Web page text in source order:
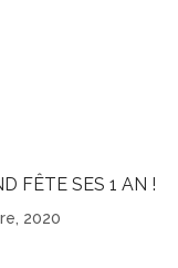
FÊTE SES 1 AN !
2020